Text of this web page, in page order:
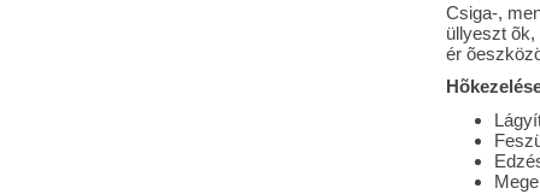
Csiga-,
üllyeszt
ér